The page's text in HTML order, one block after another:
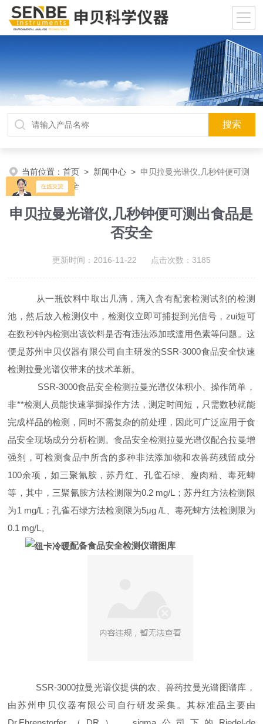
当前位置：首页 > 新闻中心 > 申贝拉曼光谱仪,几秒钟便可测
出食品是否安全
申贝拉曼光谱仪,几秒钟便可测出食品是
否安全
更新时间：2016-11-22 点击次数：3185
从一瓶饮料中取出几滴，滴入含有配套检测试剂的检测
池，然后放入检测仪中，检测仪立即可捕捉到光信号，zui短可
在数秒钟内检测出该饮料是否有违法添加或滥用色素等问题。这
便是苏州申贝仪器有限公司 自主研发的SSR-3000食品安全快速
检测拉曼光谱仪带来的技术革新。
SSR-3000食品安全检测拉曼光谱仪体积小、操作简单，
非**检测人员能快速掌握操作方法，测定时间短，只需数秒就能
完成样品的检测，同时不需复杂的前处理，因此可广泛应用于食
品安全现场成分分析检测。食品安全检测拉曼光谱仪配合拉曼增
强剂，可检测食品中所含的多种非法添加物和农兽药残留成分
100余项，如三聚氰胺，苏丹红、孔雀石绿、瘦肉精、毒死蜱
等，其中，三聚氰胺方法检测限为0.2 mg/L；苏丹红方法检测限
为1 mg/L；孔雀石绿方法检测限为5μg /L、毒死蜱方法检测限为
0.1 mg/L。
配备食品安全检测仪谱图库
SSR-3000拉曼光谱仪提供的农、兽药拉曼光谱图谱库，
由苏州申贝仪器有限公司自行研发采集。其标准品主要由